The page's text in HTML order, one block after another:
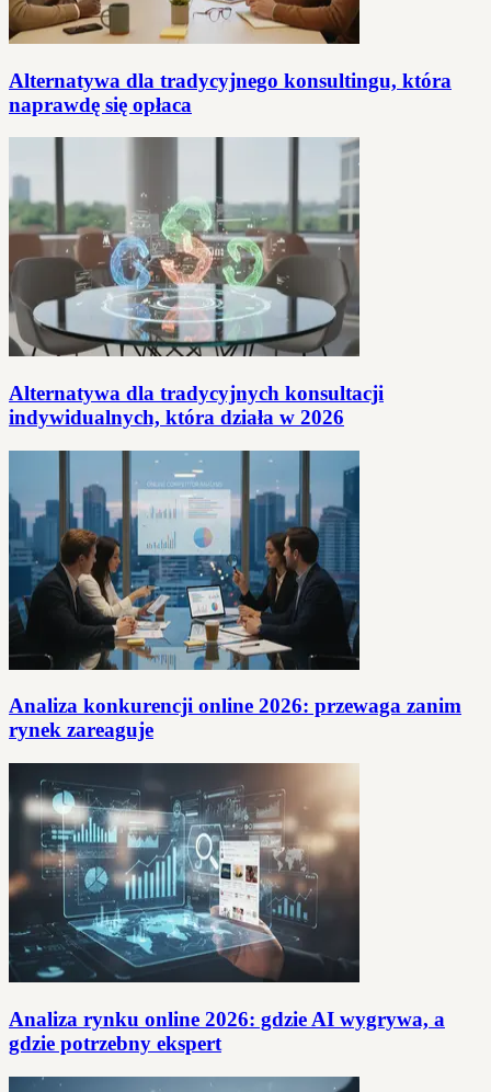
Alternatywa dla tradycyjnego konsultingu, która
naprawdę się opłaca
Alternatywa dla tradycyjnych konsultacji
indywidualnych, która działa w 2026
Analiza konkurencji online 2026: przewaga zanim
rynek zareaguje
Analiza rynku online 2026: gdzie AI wygrywa, a
gdzie potrzebny ekspert